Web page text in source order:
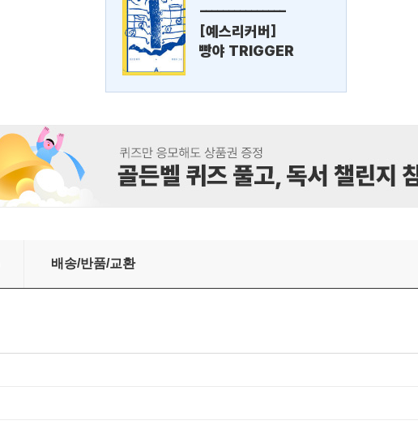
---------------
[예스리커버]
빵야 TRIGGER
배송/반품/교환